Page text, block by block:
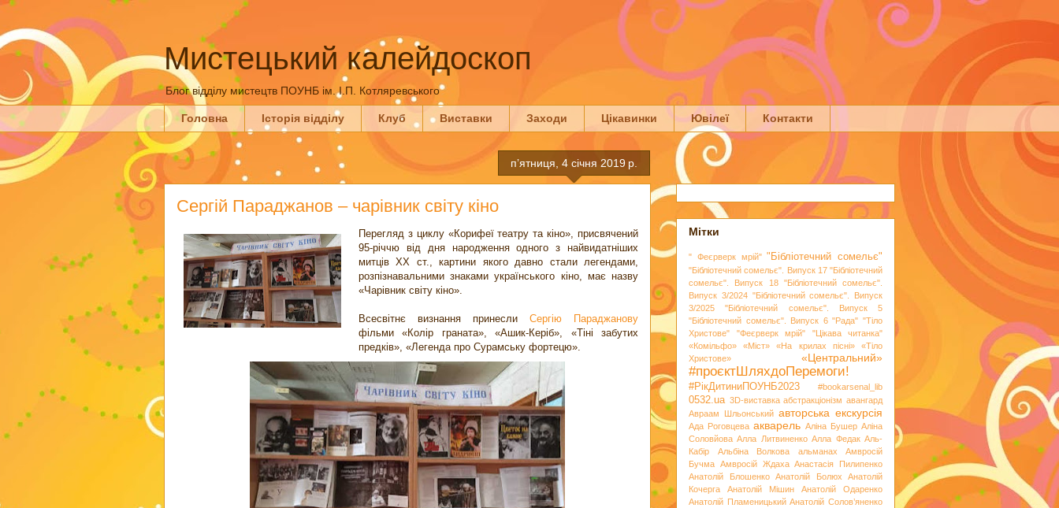
Мистецький калейдоскоп
Блог відділу мистецтв ПОУНБ ім. І.П. Котляревського
Головна Історія відділу Клуб Виставки Заходи Цікавинки Ювілеї Контакти
пʼятниця, 4 січня 2019 р.
Сергій Параджанов – чарівник світу кіно
Перегляд з циклу «Корифеї театру та кіно», присвячений
95-річчю від дня народження одного з найвидатніших
митців ХХ ст., картини якого давно стали легендами,
розпізнавальними знаками українського кіно, має назву
«Чарівник світу кіно».
Всесвітнє визнання принесли Сергію Параджанову
фільми «Колір граната», «Ашик-Керіб», «Тіні забутих
предків», «Легенда про Сурамську фортецю».
Мітки
" Феєрверк мрій" "Бібліотечний сомельє"
"Бібліотечний сомельє". Випуск 17 "Бібліотечний
сомельє". Випуск 18
"Бібліотечний сомельє".
Випуск 3/2024 "Бібліотечний сомельє". Випуск
3/2025
"Бібліотечний сомельє". Випуск 5
"Бібліотечний сомельє". Випуск 6 "Рада" "Тіло
Христове"
"Феєрверк мрій"
"Цікава читанка"
«Комільфо»
«Міст» «На крилах пісні»
«Тіло
Христове»
«Центральний»
#проєктШляхдоПеремоги!
#РікДитиниПОУНБ2023 #bookarsenal_lib
0532.ua 3D-виставка абстракціонізм авангард
Авраам Шльонський авторська екскурсія
Ада Роговцева акварель Аліна Бушер Аліна
Соловйова Алла Литвиненко Алла Федак Аль-
Кабір
Альбіна Волкова альманах
Амвросій
Бучма Амвросій Ждаха Анастасія Пилипенко
Анатолій Блошенко
Анатолій Болюх
Анатолій
Кочерга
Анатолій Мішин
Анатолій Одаренко
Анатолій Пламеницький Анатолій Солов’яненко